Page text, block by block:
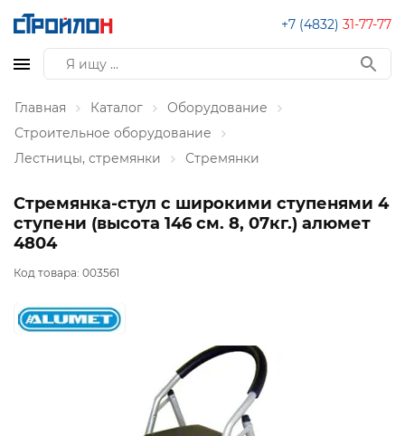
+7 (4832) 31-77-77
Главная Каталог
Оборудование
Строительное оборудование
Лестницы, стремянки
Стремянки
Стремянка-стул с широкими ступенями 4
ступени (высота 146 см. 8, 07кг.) алюмет
4804
Код товара: 003561